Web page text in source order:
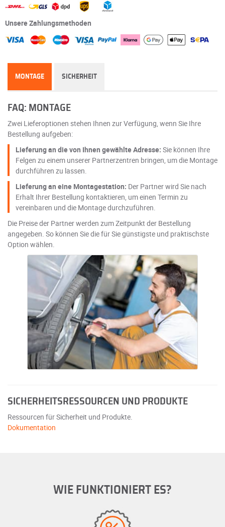
Unsere Zahlungsmethoden
MONTAGE SICHERHEIT
FAQ: MONTAGE
Zwei Lieferoptionen stehen Ihnen zur Verfügung, wenn Sie Ihre
Bestellung aufgeben:
Lieferung an die von Ihnen gewählte Adresse: Sie können Ihre
Felgen zu einem unserer Partnerzentren bringen, um die Montage
durchführen zu lassen.
Lieferung an eine Montagestation: Der Partner wird Sie nach
Erhalt Ihrer Bestellung kontaktieren, um einen Termin zu
vereinbaren und die Montage durchzuführen.
Die Preise der Partner werden zum Zeitpunkt der Bestellung
angegeben. So können Sie die für Sie günstigste und praktischste
Option wählen.
SICHERHEITSRESSOURCEN UND PRODUKTE
Ressourcen für Sicherheit und Produkte.
Dokumentation
WIE FUNKTIONIERT ES?